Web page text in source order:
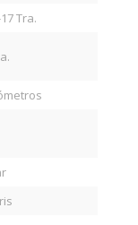
Tra.